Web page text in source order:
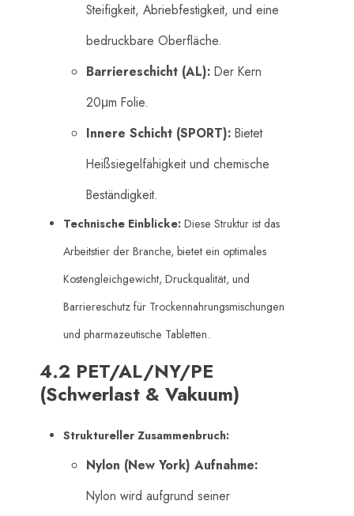
Steifigkeit, Abriebfestigkeit, und eine
bedruckbare Oberfläche.
Barriereschicht (AL): ​ Der Kern
20μm Folie.
Innere Schicht (SPORT): ​ Bietet
Heißsiegelfähigkeit und chemische
Beständigkeit.
Technische Einblicke:​ Diese Struktur ist das
Arbeitstier der Branche, bietet ein optimales
Kostengleichgewicht, Druckqualität, und
Barriereschutz für Trockennahrungsmischungen
und pharmazeutische Tabletten.
4.2 PET/AL/NY/PE
(Schwerlast & Vakuum)
Struktureller Zusammenbruch:
Nylon (New York) Aufnahme:
Nylon wird aufgrund seiner